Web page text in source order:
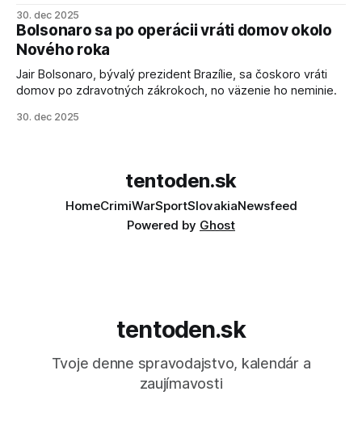
schopnosti. Informovali o tom štátne médiá KĽDR, na ktoré
sa odvoláva agentúra AFP.
30. dec 2025
Bolsonaro sa po operácii vráti domov okolo
Nového roka
Jair Bolsonaro, bývalý prezident Brazílie, sa čoskoro vráti
domov po zdravotných zákrokoch, no väzenie ho neminie.
30. dec 2025
tentoden.sk
HomeCrimiWarSportSlovakiaNewsfeed
Powered by Ghost
tentoden.sk
Tvoje denne spravodajstvo, kalendár a
zaujímavosti